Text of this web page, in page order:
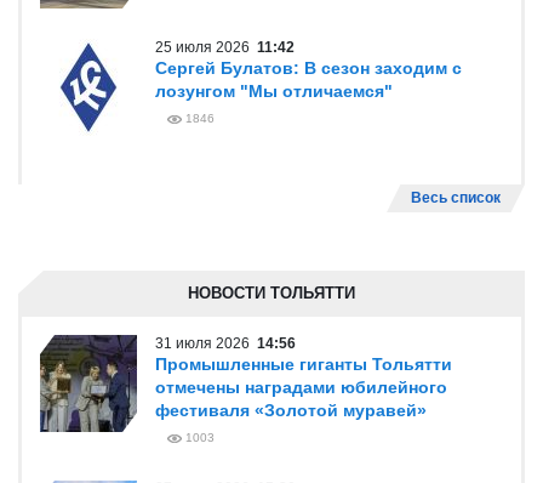
25 июля 2026 11:42
Сергей Булатов: В сезон заходим с
лозунгом "Мы отличаемся"
1846
Весь список
НОВОСТИ ТОЛЬЯТТИ
31 июля 2026 14:56
Промышленные гиганты Тольятти
отмечены наградами юбилейного
фестиваля «Золотой муравей»
1003